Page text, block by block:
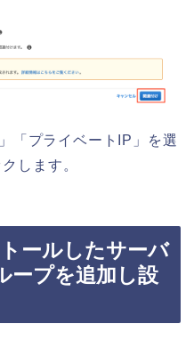
「プライベートIP」を選
します。
ールしたサーバ
ープを追加し設